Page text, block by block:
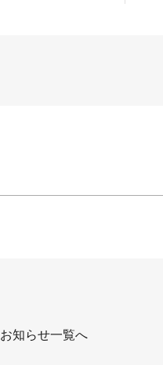
お知らせ一覧へ